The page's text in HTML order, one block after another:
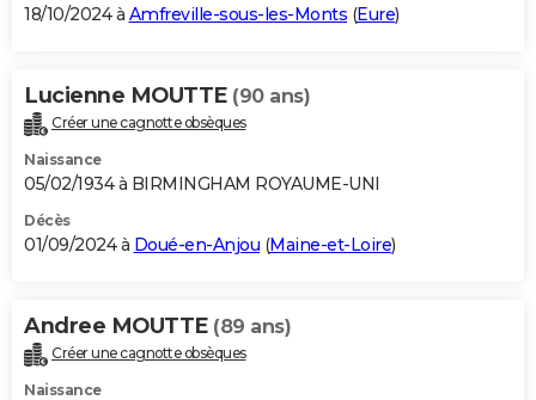
18/10/2024 à Amfreville-sous-les-Monts (Eure)
Lucienne MOUTTE (90 ans)
Créer une cagnotte obsèques
Naissance
05/02/1934 à BIRMINGHAM ROYAUME-UNI
Décès
01/09/2024 à Doué-en-Anjou (Maine-et-Loire)
Andree MOUTTE (89 ans)
Créer une cagnotte obsèques
Naissance